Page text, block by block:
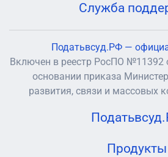
Служба
Податьвсуд.РФ —
Включен в реестр РосПО №11392
основании приказа
развития, связи и массовых
Продукты